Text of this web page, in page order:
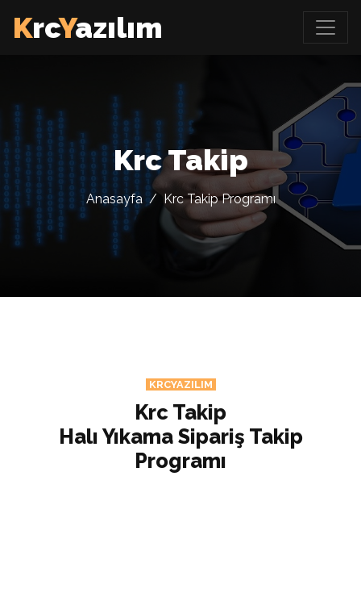
KrcYazılım
Krc Takip
Anasayfa / Krc Takip Programı
KRCYAZILIM
Krc Takip
Halı Yıkama Sipariş Takip
Programı